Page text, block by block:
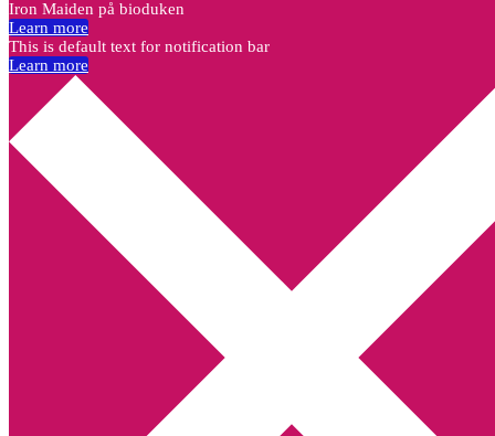
Iron Maiden på bioduken
Learn more
This is default text for notification bar
Learn more